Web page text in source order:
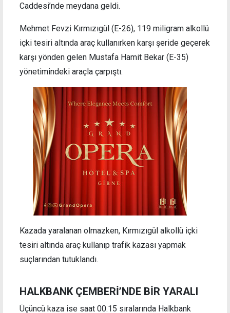
Caddesi’nde meydana geldi.
Mehmet Fevzi Kırmızıgül (E-26), 119 miligram alkollü
içki tesiri altında araç kullanırken karşı şeride geçerek
karşı yönden gelen Mustafa Hamit Bekar (E-35)
yönetimindeki araçla çarpıştı.
Kazada yaralanan olmazken, Kırmızıgül alkollü içki
tesiri altında araç kullanıp trafik kazası yapmak
suçlarından tutuklandı.
HALKBANK ÇEMBERİ’NDE BİR YARALI
Üçüncü kaza ise saat 00.15 sıralarında Halkbank